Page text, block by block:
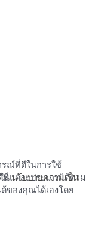
รณ์ที่ดีในการใช้
ที่นโยบายความเป็น
ของคุณได้เองโดย
แต่ละประเภทได้ตาม